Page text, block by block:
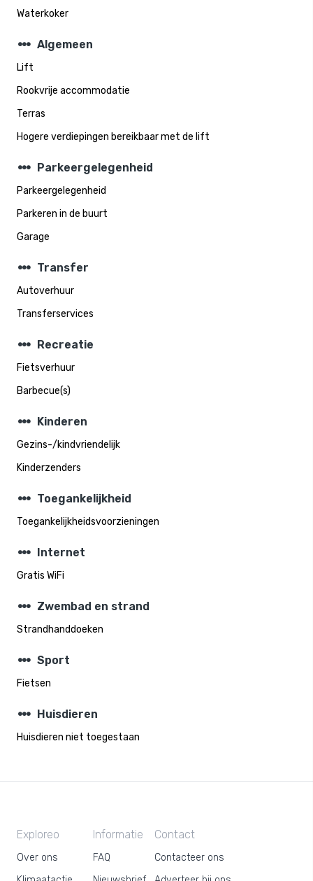
Waterkoker
steppers Algemeen
Lift
Rookvrije accommodatie
Terras
Hogere verdiepingen bereikbaar met de lift
steppers Parkeergelegenheid
Parkeergelegenheid
Parkeren in de buurt
Garage
steppers Transfer
Autoverhuur
Transferservices
steppers Recreatie
Fietsverhuur
Barbecue(s)
steppers Kinderen
Gezins-/kindvriendelijk
Kinderzenders
steppers Toegankelijkheid
Toegankelijkheidsvoorzieningen
steppers Internet
Gratis WiFi
steppers Zwembad en strand
Strandhanddoeken
steppers Sport
Fietsen
steppers Huisdieren
Huisdieren niet toegestaan
Exploreo
Over ons
Informatie
FAQ
Contact
Contacteer ons